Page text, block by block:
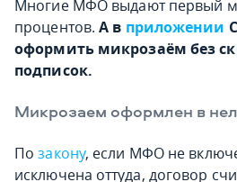
Многие МФО выдают первый
процентов.А в приложении
оформить микрозаём без
подписок.
Микрозаем оформлен в
Позакону, если МФО не
исключена оттуда, договор